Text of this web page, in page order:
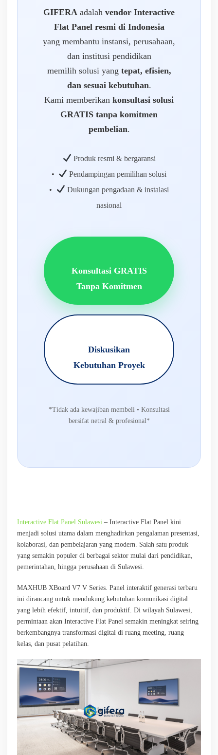
GIFERA adalah vendor Interactive
Flat Panel resmi di Indonesia
yang membantu instansi, perusahaan,
dan institusi pendidikan
memilih solusi yang tepat, efisien,
dan sesuai kebutuhan.
Kami memberikan konsultasi solusi
GRATIS tanpa komitmen
pembelian.
Produk resmi & bergaransi
•
Pendampingan pemilihan solusi
•
Dukungan pengadaan & instalasi
nasional
Konsultasi GRATIS
Tanpa Komitmen
Diskusikan
Kebutuhan Proyek
*Tidak ada kewajiban membeli • Konsultasi
bersifat netral & profesional*
Interactive Flat Panel Sulawesi – Interactive Flat Panel kini
menjadi solusi utama dalam menghadirkan pengalaman presentasi,
kolaborasi, dan pembelajaran yang modern. Salah satu produk
yang semakin populer di berbagai sektor mulai dari pendidikan,
pemerintahan, hingga perusahaan di Sulawesi.
MAXHUB XBoard V7 V Series. Panel interaktif generasi terbaru
ini dirancang untuk mendukung kebutuhan komunikasi digital
yang lebih efektif, intuitif, dan produktif. Di wilayah Sulawesi,
permintaan akan Interactive Flat Panel semakin meningkat seiring
berkembangnya transformasi digital di ruang meeting, ruang
kelas, dan pusat pelatihan.